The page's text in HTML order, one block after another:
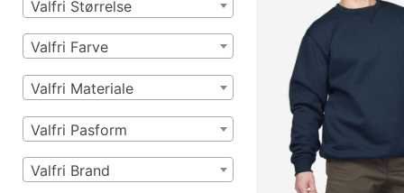
Valfri Størrelse
Valfri Farve
Valfri Materiale
Valfri Pasform
Valfri Brand